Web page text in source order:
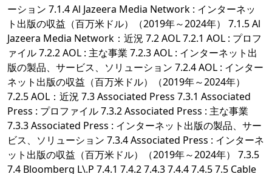
ーション 7.1.4 Al Jazeera Media Network : インターネッ
ト出版の収益（百万米ドル）（2019年～2024年） 7.1.5 Al
Jazeera Media Network：近況 7.2 AOL 7.2.1 AOL : プロフ
ァイル 7.2.2 AOL : 主な事業 7.2.3 AOL : インターネット出
版の製品、サービス、ソリューション 7.2.4 AOL : インター
ネット出版の収益（百万米ドル）（2019年～2024年）
7.2.5 AOL：近況 7.3 Associated Press 7.3.1 Associated
Press : プロファイル 7.3.2 Associated Press : 主な事業
7.3.3 Associated Press : インターネット出版の製品、サー
ビス、ソリューション 7.3.4 Associated Press : インターネ
ット出版の収益（百万米ドル）（2019年～2024年） 7.3.5
7.4 Bloomberg L\.P 7.4.1 7.4.2 7.4.3 7.4.4 7.4.5 7.5 Cable